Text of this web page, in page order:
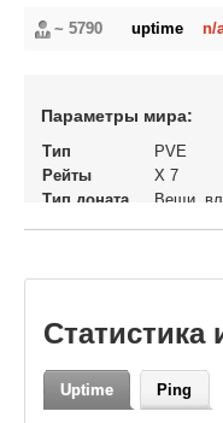
~ 5790 n/
uptime
Параметры мира:
Тип
PVE
Рейты
X 7
Тип доната
Вещи,
Авто-лут (включаемый
Автоматические ивенты,
Статистика
Uptime Ping